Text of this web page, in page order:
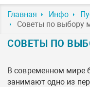
Главная Инфо
Советы по выбору
СОВЕТЫ ПО
В современном мире
занимают одно из